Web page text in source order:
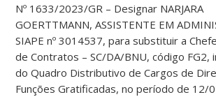
Nº 1633/2023/GR – Designar NARJARA
GOERTTMANN, ASSISTENTE EM
SIAPE nº 3014537, para substituir a
de Contratos – SC/DA/BNU, código FG2,
do Quadro Distributivo de Cargos de
Funções Gratificadas, no período de 12/